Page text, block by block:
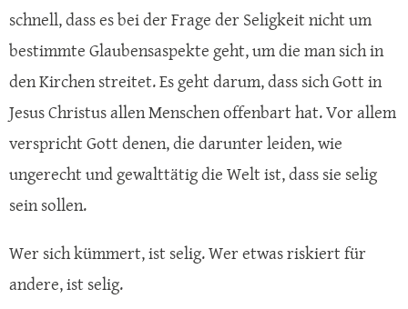
schnell, dass es bei der Frage der Seligkeit nicht um
bestimmte Glaubensaspekte geht, um die man sich in
den Kirchen streitet. Es geht darum, dass sich Gott in
Jesus Christus allen Menschen offenbart hat. Vor allem
verspricht Gott denen, die darunter leiden, wie
ungerecht und gewalttätig die Welt ist, dass sie selig
sein sollen.
Wer sich kümmert, ist selig. Wer etwas riskiert für
andere, ist selig.